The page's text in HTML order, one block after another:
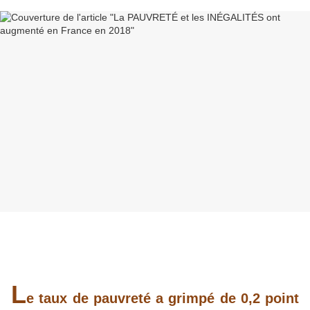
Le taux de pauvreté a grimpé de 0,2 point